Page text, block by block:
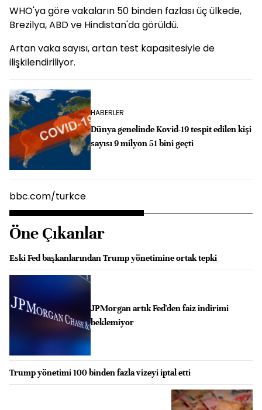
WHO'ya göre vakaların 50 binden fazlası üç ülkede,
Brezilya, ABD ve Hindistan'da görüldü.
Artan vaka sayısı, artan test kapasitesiyle de
ilişkilendiriliyor.
HABERLER
Dünya genelinde Kovid-19 tespit edilen kişi
sayısı 9 milyon 51 bini geçti
bbc.com/turkce
Öne Çıkanlar
Eski Fed başkanlarından Trump yönetimine ortak tepki
JPMorgan artık Fed'den faiz indirimi
beklemiyor
Trump yönetimi 100 binden fazla vizeyi iptal etti